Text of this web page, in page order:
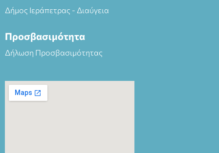
Δήμος Ιεράπετρας - Διαύγεια
Προσβασιμότητα
Δήλωση Προσβασιμότητας